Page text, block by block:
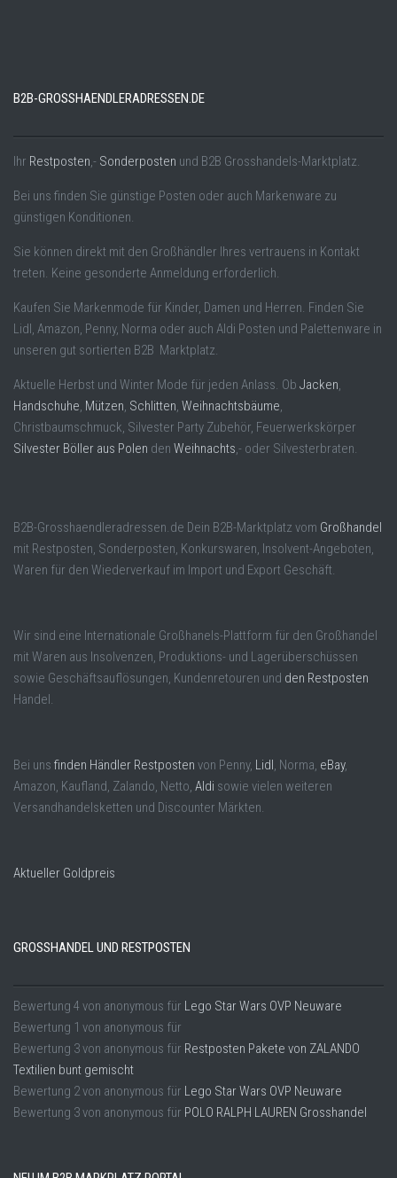
B2B-GROSSHAENDLERADRESSEN.DE
Ihr Restposten,- Sonderposten und B2B Grosshandels-Marktplatz.
Bei uns finden Sie günstige Posten oder auch Markenware zu
günstigen Konditionen.
Sie können direkt mit den Großhändler Ihres vertrauens in Kontakt
treten. Keine gesonderte Anmeldung erforderlich.
Kaufen Sie Markenmode für Kinder, Damen und Herren. Finden Sie
Lidl, Amazon, Penny, Norma oder auch Aldi Posten und Palettenware in
unseren gut sortierten B2B Marktplatz.
Aktuelle Herbst und Winter Mode für jeden Anlass. Ob Jacken,
Handschuhe, Mützen, Schlitten, Weihnachtsbäume,
Christbaumschmuck, Silvester Party Zubehör, Feuerwerkskörper
Silvester Böller aus Polen den Weihnachts,- oder Silvesterbraten.
B2B-Grosshaendleradressen.de Dein B2B-Marktplatz vom Großhandel
mit Restposten, Sonderposten, Konkurswaren, Insolvent-Angeboten,
Waren für den Wiederverkauf im Import und Export Geschäft.
Wir sind eine Internationale Großhanels-Plattform für den Großhandel
mit Waren aus Insolvenzen, Produktions- und Lagerüberschüssen
sowie Geschäftsauflösungen, Kundenretouren und den Restposten
Handel.
Bei uns finden Händler Restposten von Penny, Lidl , Norma, eBay,
Amazon, Kaufland, Zalando, Netto, Aldi sowie vielen weiteren
Versandhandelsketten und Discounter Märkten.
Aktueller Goldpreis
GROSSHANDEL UND RESTPOSTEN
Bewertung 4 von anonymous für Lego Star Wars OVP Neuware
Bewertung 1 von anonymous für
Bewertung 3von anonymous für Restposten Pakete von ZALANDO
Textilien bunt gemischt
Bewertung 2von anonymous für Lego Star Wars OVP Neuware
Bewertung 3von anonymous für POLO RALPH LAUREN Grosshandel